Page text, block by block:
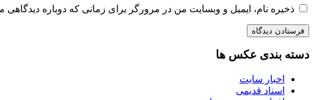
ذخیره نام، ایمیل و وبسایت من در مرورگر برای زمانی که دوباره دیدگاهی
دسته بندی عکس ها
اخبار سایت
اسناد قدیمی